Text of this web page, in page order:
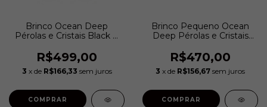
Brinco Ocean Deep
Pérolas e Cristais Black P
Claudia Arbex
R$499,00
3 x de R$166,33 sem juros
COMPRAR
Brinco Pequeno Ocean
Deep Pérolas e Cristais
Vintage | Claudia Arbex
R$470,00
3 x de R$156,67 sem juros
COMPRAR